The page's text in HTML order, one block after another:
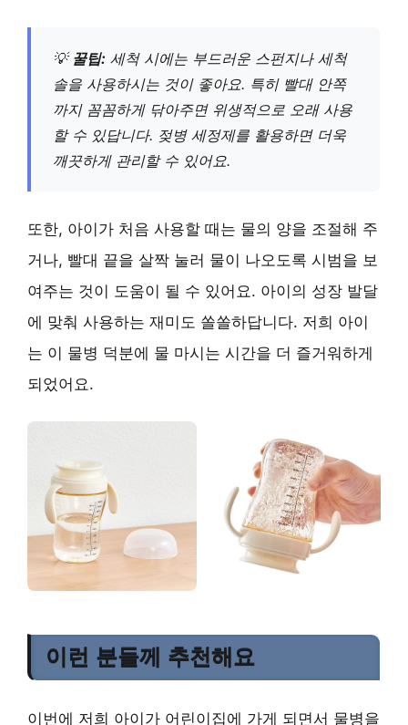
💡 꿀팁: 세척 시에는 부드러운 스펀지나 세척
솔을 사용하시는 것이 좋아요. 특히 빨대 안쪽
까지 꼼꼼하게 닦아주면 위생적으로 오래 사용
할 수 있답니다. 젖병 세정제를 활용하면 더욱
깨끗하게 관리할 수 있어요.
또한, 아이가 처음 사용할 때는 물의 양을 조절해 주
거나, 빨대 끝을 살짝 눌러 물이 나오도록 시범을 보
여주는 것이 도움이 될 수 있어요. 아이의 성장 발달
에 맞춰 사용하는 재미도 쏠쏠하답니다. 저희 아이
는 이 물병 덕분에 물 마시는 시간을 더 즐거워하게
되었어요.
이런 분들께 추천해요
이번에 저희 아이가 어린이집에 가게 되면서 물병을